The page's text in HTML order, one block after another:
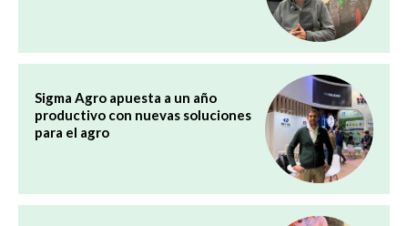
Sigma Agro apuesta a un año
productivo con nuevas soluciones
para el agro